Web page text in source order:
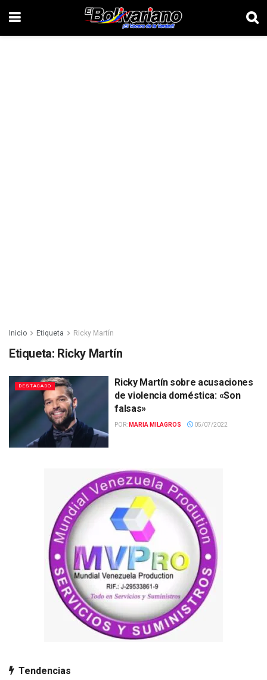
Inicio Etiqueta Ricky Martín
Etiqueta: Ricky Martín
DESTACADO
Ricky Martín sobre acusaciones
de violencia doméstica: «Son
falsas»
POR: MARIA MILAGROS 05/07/2022
Tendencias